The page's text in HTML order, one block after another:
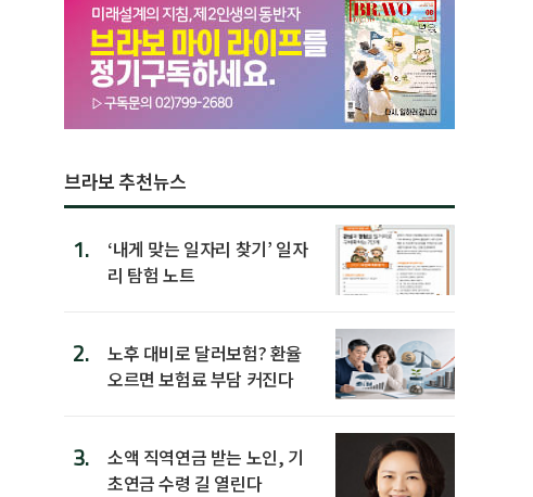
브라보 추천뉴스
1.
‘내게 맞는 일자리 찾기’ 일자
리 탐험 노트
2.
노후 대비로 달러보험? 환율
오르면 보험료 부담 커진다
3.
소액 직역연금 받는 노인, 기
초연금 수령 길 열린다